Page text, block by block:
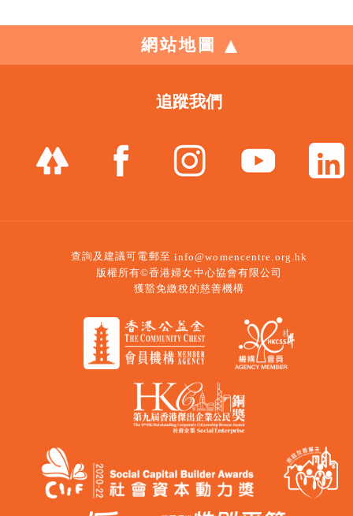
網站地圖
追蹤我們
查詢及建議可電郵至 info@womencentre.org.hk
版權所有©香港婦女中心協會有限公司
獲豁免繳稅的慈善機構